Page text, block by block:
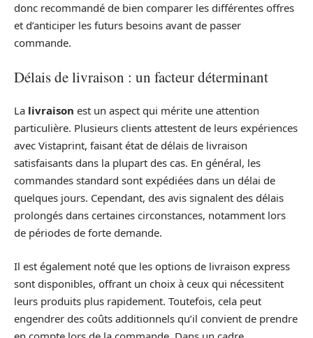
donc recommandé de bien comparer les différentes offres
et d’anticiper les futurs besoins avant de passer
commande.
Délais de livraison : un facteur déterminant
La livraison est un aspect qui mérite une attention
particulière. Plusieurs clients attestent de leurs expériences
avec Vistaprint, faisant état de délais de livraison
satisfaisants dans la plupart des cas. En général, les
commandes standard sont expédiées dans un délai de
quelques jours. Cependant, des avis signalent des délais
prolongés dans certaines circonstances, notamment lors
de périodes de forte demande.
Il est également noté que les options de livraison express
sont disponibles, offrant un choix à ceux qui nécessitent
leurs produits plus rapidement. Toutefois, cela peut
engendrer des coûts additionnels qu’il convient de prendre